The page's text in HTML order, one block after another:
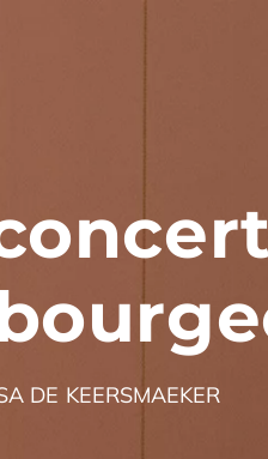
DE KEERSMAEKER